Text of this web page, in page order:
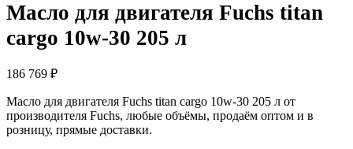
Масло для двигателя Fuchs titan
cargo 10w-30 205 л
186 769 ₽
Масло для двигателя Fuchs titan cargo 10w-30 205 л от
производителя Fuchs, любые объёмы, продаём оптом и в
розницу, прямые доставки.